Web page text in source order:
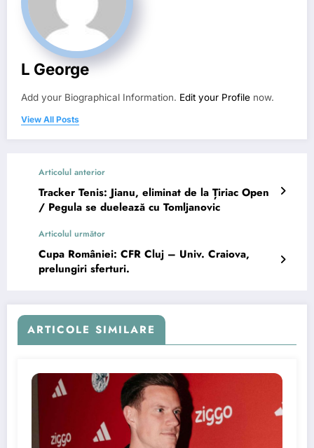
L George
Add your Biographical Information. Edit your Profile now.
View All Posts
Articolul anterior
Tracker Tenis: Jianu, eliminat de la Țiriac Open
/ Pegula se duelează cu Tomljanovic
Articolul următor
Cupa României: CFR Cluj – Univ. Craiova,
prelungiri sferturi.
ARTICOLE SIMILARE